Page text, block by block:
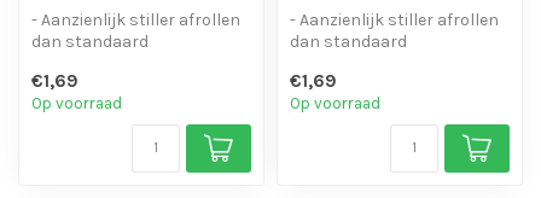
- Aanzienlijk stiller afrollen
dan standaard
- Goede kleefkrach...
€1,69
Op voorraad
- Aanzienlijk stiller afrollen
dan standaard
- Goede kleefkrach...
€1,69
Op voorraad